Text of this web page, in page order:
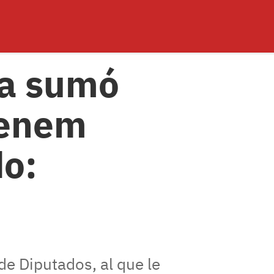
sumó
Diputados, al que le